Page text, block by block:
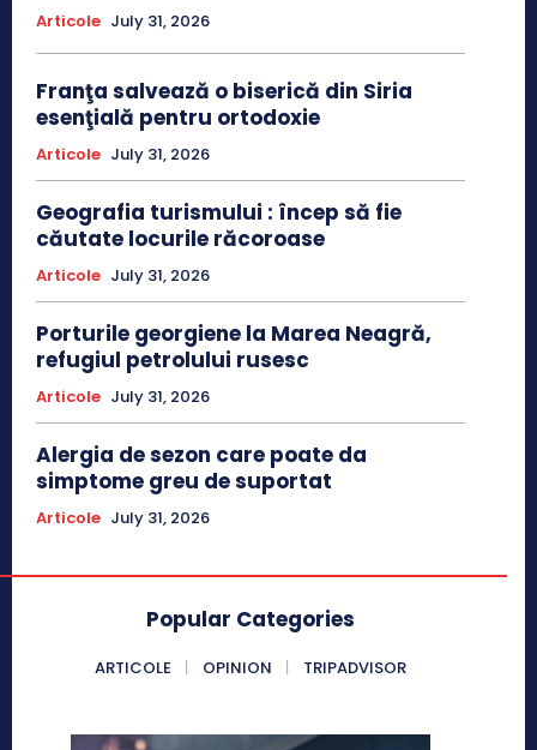
Articole July 31, 2026
Franţa salvează o biserică din Siria
esenţială pentru ortodoxie
Articole July 31, 2026
Geografia turismului : încep să fie
căutate locurile răcoroase
Articole July 31, 2026
Porturile georgiene la Marea Neagră,
refugiul petrolului rusesc
Articole July 31, 2026
Alergia de sezon care poate da
simptome greu de suportat
Articole July 31, 2026
Popular Categories
ARTICOLE OPINION TRIPADVISOR